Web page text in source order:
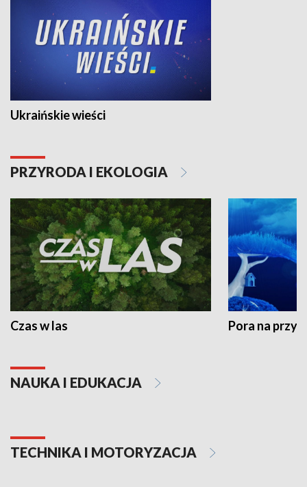
Ukraińskie wieści
PRZYRODA I EKOLOGIA
Czas w las Pora na
NAUKA I EDUKACJA
TECHNIKA I MOTORYZACJA